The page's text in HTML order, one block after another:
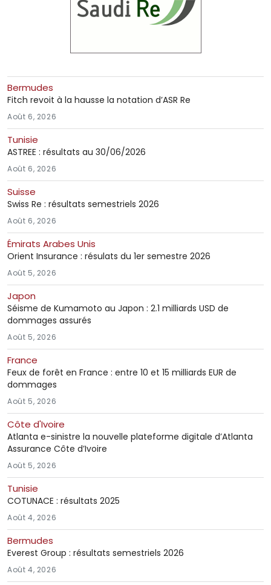
Bermudes
Fitch revoit à la hausse la notation d’ASR Re
Août 6, 2026
Tunisie
ASTREE : résultats au 30/06/2026
Août 6, 2026
Suisse
Swiss Re : résultats semestriels 2026
Août 6, 2026
Émirats Arabes Unis
Orient Insurance : résulats du 1er semestre 2026
Août 5, 2026
Japon
Séisme de Kumamoto au Japon : 2.1 milliards USD de
dommages assurés
Août 5, 2026
France
Feux de forêt en France : entre 10 et 15 milliards EUR de
dommages
Août 5, 2026
Côte d'Ivoire
Atlanta e-sinistre la nouvelle plateforme digitale d’Atlanta
Assurance Côte d’Ivoire
Août 5, 2026
Tunisie
COTUNACE : résultats 2025
Août 4, 2026
Bermudes
Everest Group : résultats semestriels 2026
Août 4, 2026